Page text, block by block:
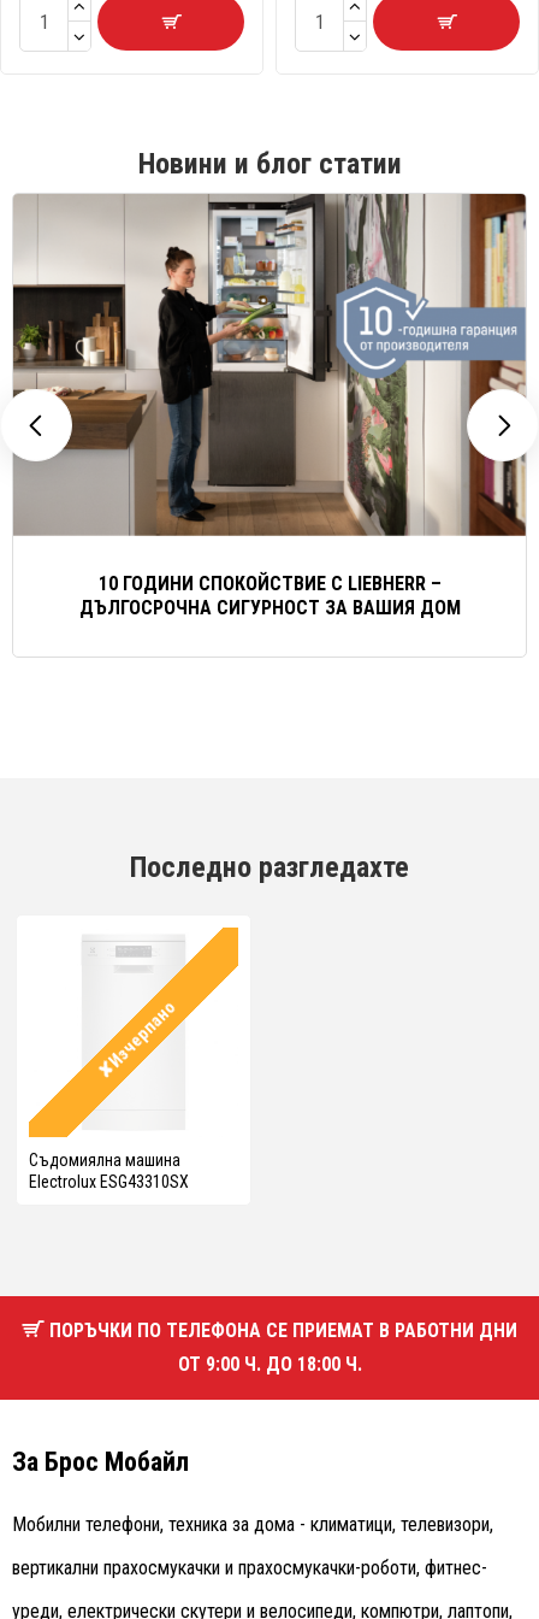
Новини и блог статии
10 ГОДИНИ СПОКОЙСТВИЕ С LIEBHERR –
ДЪЛГОСРОЧНА СИГУРНОСТ ЗА ВАШИЯ ДОМ
Последно разгледахте
✘Изчерпано
Съдомиялна машина
Electrolux ESG43310SX
ПОРЪЧКИ ПО ТЕЛЕФОНА СЕ ПРИЕМАТ В РАБОТНИ ДНИ
ОТ 9:00 Ч. ДО 18:00 Ч.
За Брос Мобайл
Мобилни телефони, техника за дома - климатици, телевизори,
вертикални прахосмукачки и прахосмукачки-роботи, фитнес-
уреди, електрически скутери и велосипеди, компютри, лаптопи,